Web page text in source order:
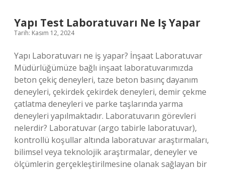
Yapı Test Laboratuvarı Ne Iş Yapar
Tarih: Kasım 12, 2024
Yapı Laboratuvarı ne iş yapar? İnşaat Laboratuvar
Müdürlüğümüze bağlı inşaat laboratuvarımızda
beton çekiç deneyleri, taze beton basınç dayanım
deneyleri, çekirdek çekirdek deneyleri, demir çekme
çatlatma deneyleri ve parke taşlarında yarma
deneyleri yapılmaktadır. Laboratuvarın görevleri
nelerdir? Laboratuvar (argo tabirle laboratuvar),
kontrollü koşullar altında laboratuvar araştırmaları,
bilimsel veya teknolojik araştırmalar, deneyler ve
ölçümlerin gerçekleştirilmesine olanak sağlayan bir